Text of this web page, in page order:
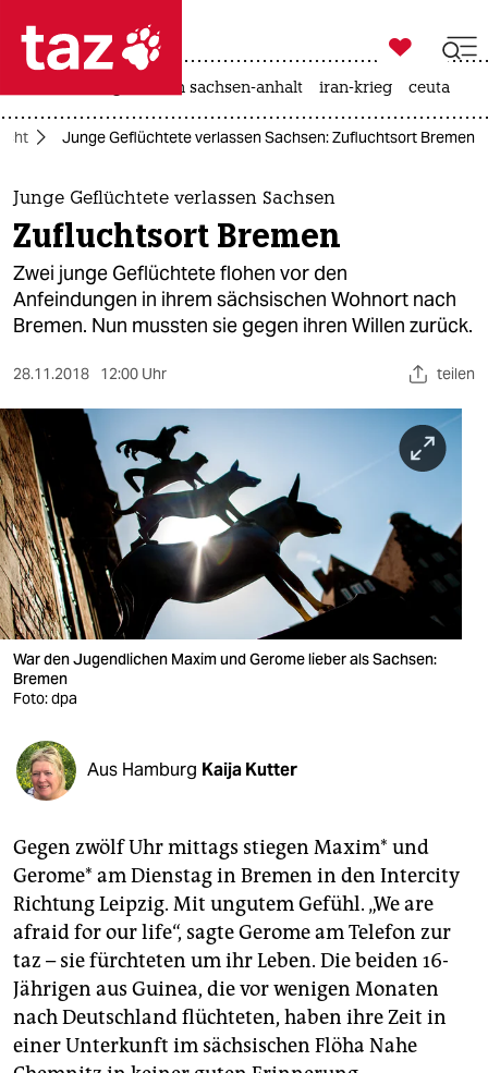
 taz zahl ich
taz zahl ich
themen
politik
öko
sport
berlin
nord
wahrheit
verlag
verlag
shop
fragen & hilfe
unterstützen
abo
genossenschaft
epaper login

taz zahl ich
landtagswahl in sachsen-anhalt iran-krieg ceuta
Junge Geflüchtete verlassen Sachsen: Zufluchtsort Bremen
Junge Geflüchtete verlassen Sachsen
Zufluchtsort Bremen
Zwei junge Geflüchtete flohen vor den
Anfeindungen in ihrem sächsischen Wohnort nach
Bremen. Nun mussten sie gegen ihren Willen zurück.
28.11.2018 12:00 Uhr teilen
War den Jugendlichen Maxim und Gerome lieber als Sachsen:
Bremen
Foto: dpa
Aus Hamburg Kaija Kutter
Gegen zwölf Uhr mittags stiegen Maxim* und
Gerome* am Dienstag in Bremen in den Intercity
Richtung Leipzig. Mit ungutem Gefühl. „We are
afraid for our life“, sagte Gerome am Telefon zur
taz – sie fürchteten um ihr Leben. Die beiden 16-
Jährigen aus Guinea, die vor wenigen Monaten
nach Deutschland flüchteten, haben ihre Zeit in
einer Unterkunft im sächsischen Flöha Nahe